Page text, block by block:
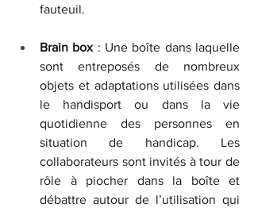
fauteuil.
Brain box : Une boîte dans laquelle
sont entreposés de nombreux
objets et adaptations utilisées dans
le handisport ou dans la vie
quotidienne des personnes en
situation de handicap. Les
collaborateurs sont invités à tour de
rôle à piocher dans la boîte et
débattre autour de l’utilisation qui